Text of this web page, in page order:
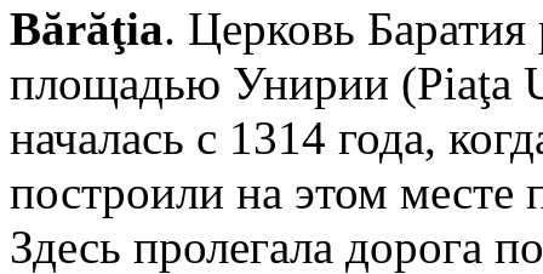
Bărăţia. Церковь
площадью Унирии (Piaţa
началась с 1314 года,
построили на этом месте
Здесь пролегала дорога